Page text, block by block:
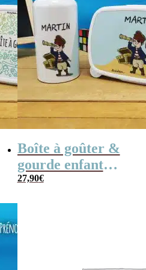
Boîte à goûter &
gourde enfant
personnalisées
27,90€